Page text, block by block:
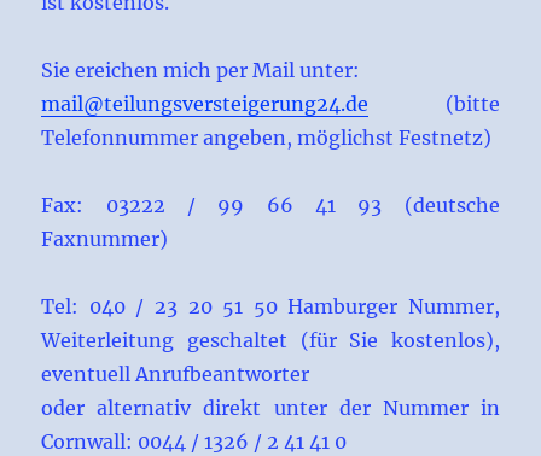
Sie ereichen mich per Mail unter:
mail@teilungsversteigerung24.de (bitte
Telefonnummer angeben, möglichst Festnetz)
Fax: 03222 / 99 66 41 93 (deutsche
Faxnummer)
Tel: 040 / 23 20 51 50 Hamburger Nummer,
Weiterleitung geschaltet (für Sie kostenlos),
eventuell Anrufbeantworter
oder alternativ direkt unter der Nummer in
Cornwall: 0044 / 1326 / 2 41 41 0